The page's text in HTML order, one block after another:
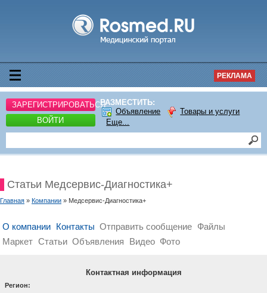
РЕКЛАМА
ЗАРЕГИСТРИРОВАТЬСЯ
ВОЙТИ
РАЗМЕСТИТЬ:
Объявление
Товары и услуги
Еще...
Статьи Медсервис-Диагностика+
Главная » Компании » Медсервис-Диагностика+
О компании Контакты Отправить сообщение Файлы
Маркет Статьи Объявления Видео Фото
Контактная информация
Регион: